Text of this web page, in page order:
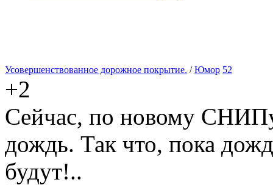
Усовершенствованное дорожное покрытие. /Юмор 52
+2
Сейчас, по новому
дождь. Так что, пока
будут!..